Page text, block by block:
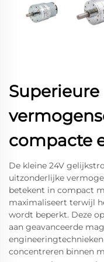
Superieure
compacte
De kleine 24V
uitzonderlijke
betekent in compact
maximaliseert terwijl
wordt beperkt. Deze
aan geavanceerde
concentreren binnen